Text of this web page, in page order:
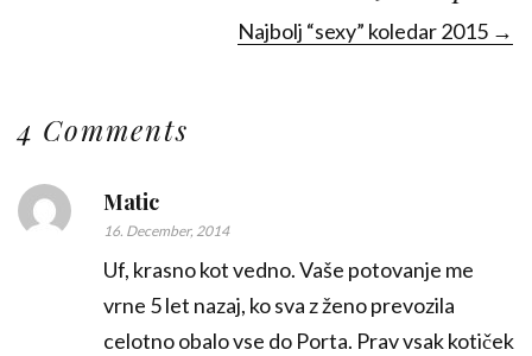
Najbolj “sexy” koledar 2015 →
4 Comments
Matic
16. December, 2014
Uf, krasno kot vedno. Vaše potovanje me
vrne 5 let nazaj, ko sva z ženo prevozila
celotno obalo vse do Porta. Prav vsak kotiček